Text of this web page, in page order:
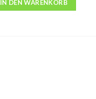
IN DEN WARENKORB